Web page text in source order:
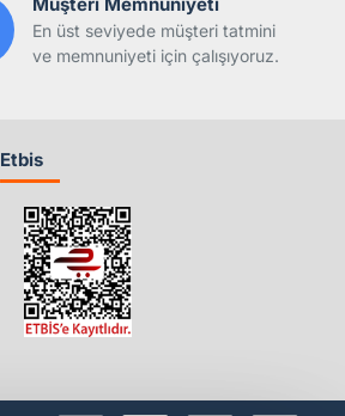
En üst seviyede müşteri tatmini
ve memnuniyeti için çalışıyoruz.
Etbis